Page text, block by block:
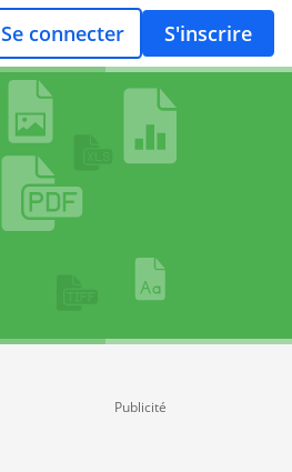
Se connecter S'inscrire
Publicité